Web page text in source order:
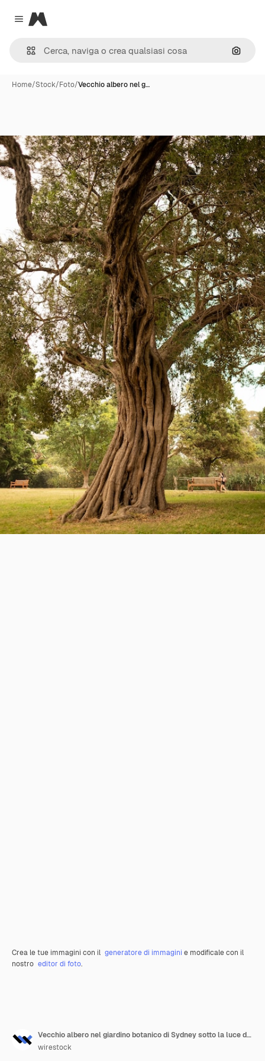
Close menu
Magnific
Cerca
Home/Stock/Foto/Vecchio albero nel g…
Crea le tue immagini con il generatore di immagini e modificale con il
nostro editor di foto.
Vecchio albero nel giardino botanico di Sydney sotto la luce del sole durante il giorno
wirestock